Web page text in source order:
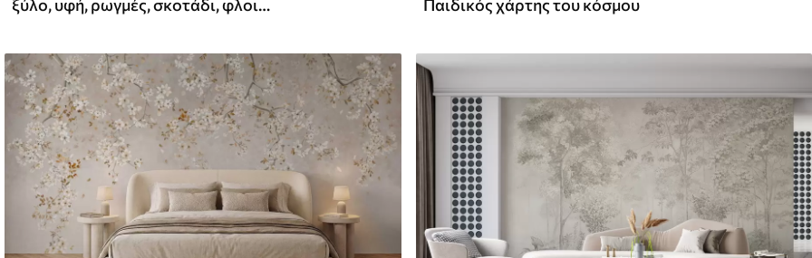
and Stick ξύλο, υφή, ρωγμές, σκοτάδι, φλοιός, επιφάνεια Παιδικός χάρτης του κόσμου